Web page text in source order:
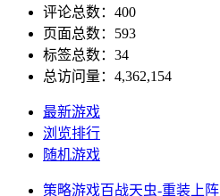
评论总数：400
页面总数：593
标签总数：34
总访问量：4,362,154
最新游戏
浏览排行
随机游戏
策略游戏百战天虫-重装上阵